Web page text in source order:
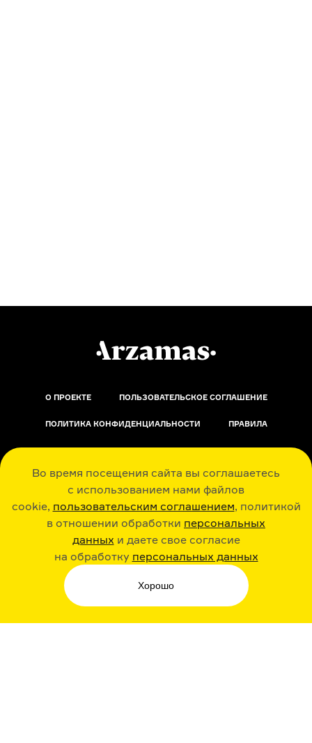
Во время посещения сайта вы соглашаетесь
с использованием нами файлов
cookie, пользовательским соглашением, политикой
в отношении обработки персональных
данных и даете свое согласие
на обработку персональных данных
Хорошо
О ПРОЕКТЕ ПОЛЬЗОВАТЕЛЬСКОЕ СОГЛАШЕНИЕ
ПОЛИТИКА КОНФИДЕНЦИАЛЬНОСТИ ПРАВИЛА
ОБРАТНАЯ СВЯЗЬ
РАДИО ARZAMAS ГУСЬГУСЬ
СТИКЕРЫ ARZAMAS